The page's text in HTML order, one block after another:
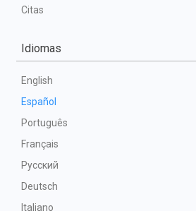
Citas
Idiomas
English
Español
Português
Français
Русский
Deutsch
Italiano